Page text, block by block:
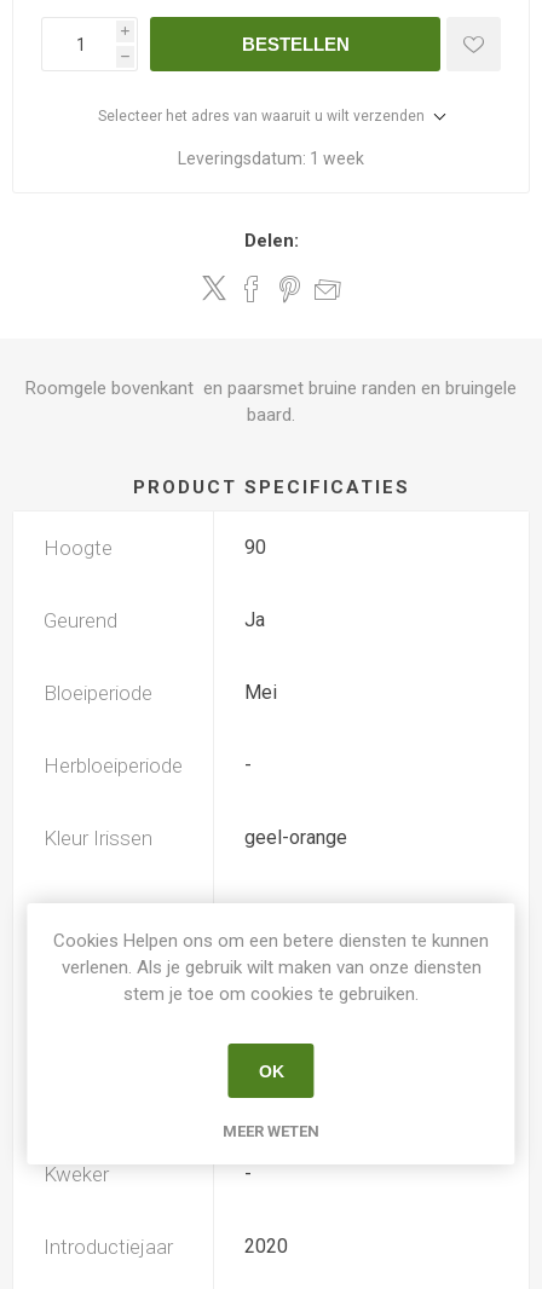
i
h
BESTELLEN
Selecteer het adres van waaruit u wilt verzenden
Leveringsdatum: 1 week
Delen:
Roomgele bovenkant en paarsmet bruine randen en bruingele
baard.
PRODUCT SPECIFICATIES
Hoogte 90
Geurend Ja
Bloeiperiode Mei
Herbloeiperiode -
Kleur Irissen geel-orange
Subkleur
Irissen
TB (tall bearded) Hoge
Iris Germanica
Kweker -
Introductiejaar 2020
Cookies Helpen ons om een betere diensten te kunnen
verlenen. Als je gebruik wilt maken van onze diensten
stem je toe om cookies te gebruiken.
OK
MEER WETEN